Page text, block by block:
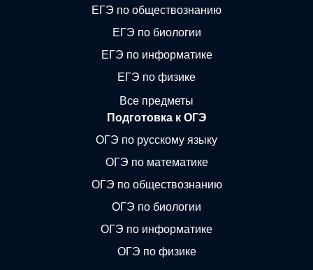
ЕГЭ по обществознанию
ЕГЭ по биологии
ЕГЭ по информатике
ЕГЭ по физике
Все предметы
Подготовка к ОГЭ
ОГЭ по русскому языку
ОГЭ по математике
ОГЭ по обществознанию
ОГЭ по биологии
ОГЭ по информатике
ОГЭ по физике